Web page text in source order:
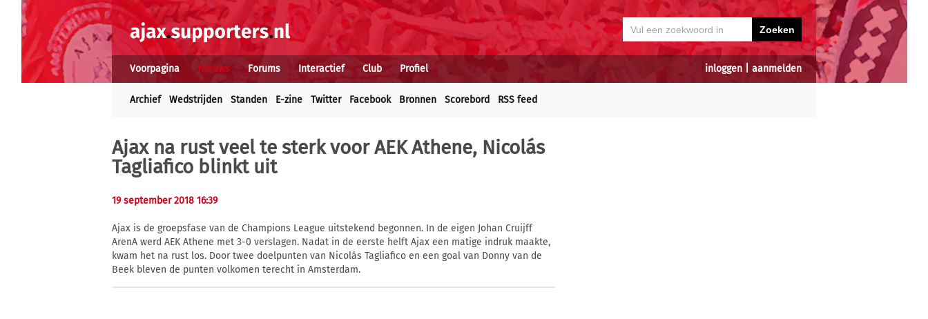
inloggen aanmelden
Voorpagina Nieuws Forums Interactief Club Profiel
Archief Wedstrijden Standen E-zine Twitter Facebook Bronnen Scorebord RSS feed
Ajax na rust veel te sterk voor AEK Athene, Nicolás
Tagliafico blinkt uit
19 september 2018 16:39
Ajax is de groepsfase van de Champions League uitstekend begonnen. In de eigen Johan Cruijff
ArenA werd AEK Athene met 3-0 verslagen. Nadat in de eerste helft Ajax een matige indruk maakte,
kwam het na rust los. Door twee doelpunten van Nicolás Tagliafico en een goal van Donny van de
Beek bleven de punten volkomen terecht in Amsterdam.